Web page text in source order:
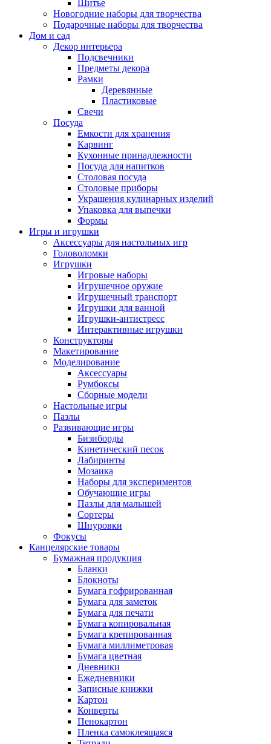
Шитье
Новогодние наборы для творчества
Подарочные наборы для творчества
Дом и сад
Декор интерьера
Подсвечники
Предметы декора
Рамки
Деревянные
Пластиковые
Свечи
Посуда
Емкости для хранения
Карвинг
Кухонные принадлежности
Посуда для напитков
Столовая посуда
Столовые приборы
Украшения кулинарных изделий
Упаковка для выпечки
Формы
Игры и игрушки
Аксессуары для настольных игр
Головоломки
Игрушки
Игровые наборы
Игрушечное оружие
Игрушечный транспорт
Игрушки для ванной
Игрушки-антистресс
Интерактивные игрушки
Конструкторы
Макетирование
Моделирование
Аксессуары
Румбоксы
Сборные модели
Настольные игры
Пазлы
Развивающие игры
Бизиборды
Кинетический песок
Лабиринты
Мозаика
Наборы для экспериментов
Обучающие игры
Пазлы для малышей
Сортеры
Шнуровки
Фокусы
Канцелярские товары
Бумажная продукция
Бланки
Блокноты
Бумага гофрированная
Бумага для заметок
Бумага для печати
Бумага копировальная
Бумага крепированная
Бумага миллиметровая
Бумага цветная
Дневники
Ежедневники
Записные книжки
Картон
Конверты
Пенокартон
Пленка самоклеящаяся